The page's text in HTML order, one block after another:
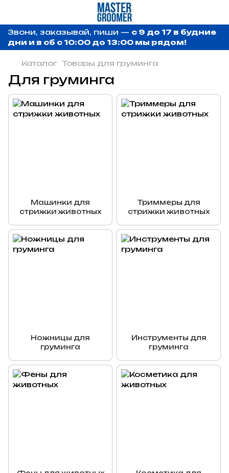
Звони, заказывай, пиши — с 9 до 17 в будние
дни и в сб с 10:00 до 13:00 мы рядом!
Каталог Товары для груминга
Для груминга
Машинки для
стрижки животных
Триммеры для
стрижки животных
Ножницы для
груминга
Инструменты для
груминга